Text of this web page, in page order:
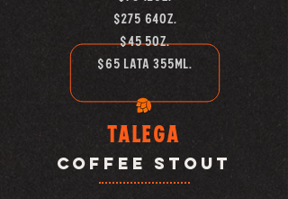
$275 64oz.
$45 5OZ.
$65 LATA 355ML.
Talega
coffee stout